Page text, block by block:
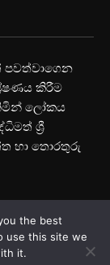
පවත්වාගෙන
කිරීම
ලෝකය
ශ්‍රී
හා තොරතුරු
the best
use this site we
it.